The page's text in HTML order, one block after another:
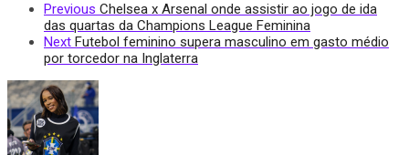
Previous Chelsea x Arsenal onde assistir ao jogo de ida
das quartas da Champions League Feminina
Next Futebol feminino supera masculino em gasto médio
por torcedor na Inglaterra